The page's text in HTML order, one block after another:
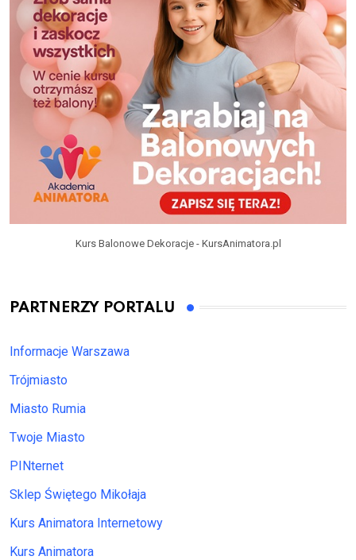
Kurs Balonowe Dekoracje - KursAnimatora.pl
PARTNERZY PORTALU
Informacje Warszawa
Trójmiasto
Miasto Rumia
Twoje Miasto
PINternet
Sklep Świętego Mikołaja
Kurs Animatora Internetowy
Kurs Animatora